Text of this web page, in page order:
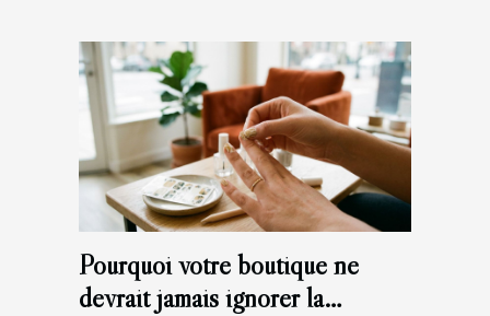
Pourquoi votre boutique ne
devrait jamais ignorer la